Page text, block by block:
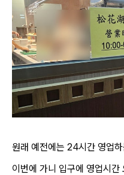
원래 예전에는 24시간 영업
이번에 가니 입구에 영업시